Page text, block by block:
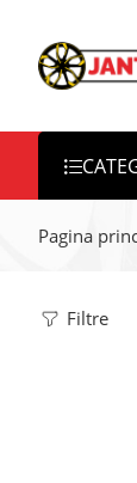
Pagina
Filtre